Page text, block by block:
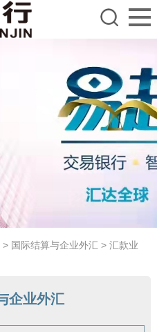
> 国际结算与企业外汇 > 汇款业
企业外汇